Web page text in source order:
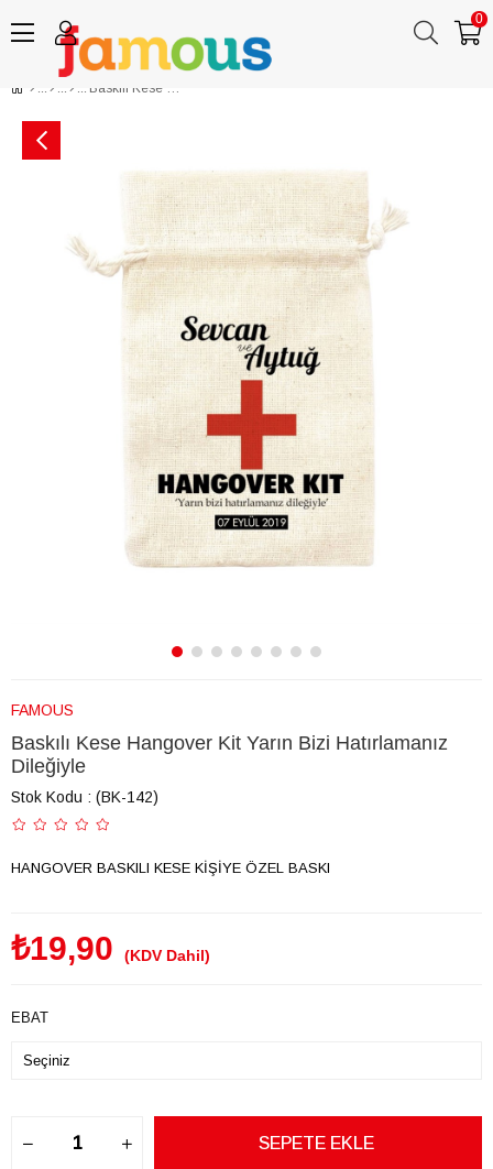
0
Baskılı Kese Hangover Kit Yarın Bizi Hatırlamanız Dileğiyle
FAMOUS
Baskılı Kese Hangover Kit Yarın Bizi Hatırlamanız
Dileğiyle
Stok Kodu (BK-142)
HANGOVER BASKILI KESE KİŞİYE ÖZEL BASKI
₺19,90 (KDV Dahil)
EBAT